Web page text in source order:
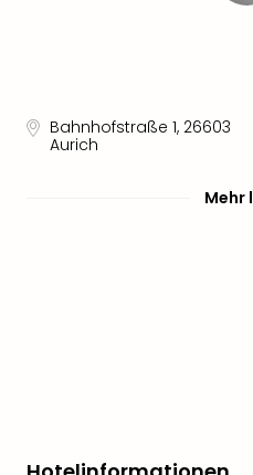
Bahnhofstraße 1, 26603
Aurich
Mehr